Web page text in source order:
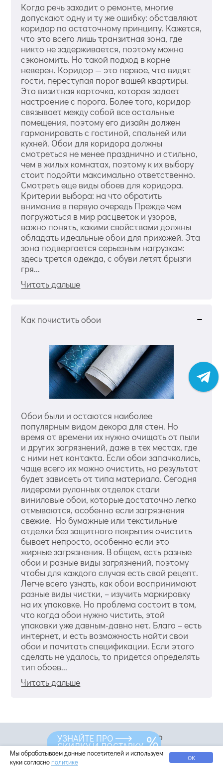
Когда речь заходит о ремонте, многие
допускают одну и ту же ошибку: обставляют
коридор по остаточному принципу. Кажется,
что это всего лишь транзитная зона, где
никто не задерживается, поэтому можно
сэкономить. Но такой подход в корне
неверен. Коридор — это первое, что видят
гости, переступая порог вашей квартиры.
Это визитная карточка, которая задает
настроение с порога. Более того, коридор
связывает между собой все остальные
помещения, поэтому его дизайн должен
гармонировать с гостиной, спальней или
кухней. Обои для коридора должны
смотреться не менее празднично и стильно,
чем в жилых комнатах, поэтому к их выбору
стоит подойти максимально ответственно.
Смотреть еще виды обоев для коридора.
Критерии выбора: на что обратить
внимание в первую очередь Прежде чем
погружаться в мир расцветок и узоров,
важно понять, какими свойствами должны
обладать идеальные обои для прихожей. Эта
зона подвергается серьезным нагрузкам:
здесь трется одежда, с обуви летят брызги
гря...
Читать дальше
Как почистить обои
Обои были и остаются наиболее
популярным видом декора для стен. Но
время от времени их нужно очищать от пыли
и других загрязнений, даже в тех местах, где
с ними нет контакта. Если обои запачкались,
чаще всего их можно очистить, но результат
будет зависеть от типа материала. Сегодня
лидерами рулонных отделок стали
виниловые обои, которые достаточно легко
отмываются, особенно если загрязнения
свежие. Но бумажные или текстильные
отделки без защитного покрытия очистить
бывает непросто, особенно если это
жирные загрязнения. В общем, есть разные
обои и разные виды загрязнений, поэтому
чтобы для каждого случая есть свой рецепт.
Легче всего узнать, как обои воспринимают
разные виды чистки, – изучить маркировку
на их упаковке. Но проблема состоит в том,
что когда обои нужно чистить, этой
упаковки уже давным-давно нет. Благо – есть
интернет, и есть возможность найти свои
обои и почитать спецификации. Если этого
сделать не удалось, то придется определять
тип обоев...
Читать дальше
Остались вопросы?
Мы всё знаем про обои, звоните прямо сейчас:
Мы обрабатываем данные посетителей и используем
куки согласно политике ОК
УЗНАЙТЕ ПРО
СКИДКУ И ДОСТАВКУ